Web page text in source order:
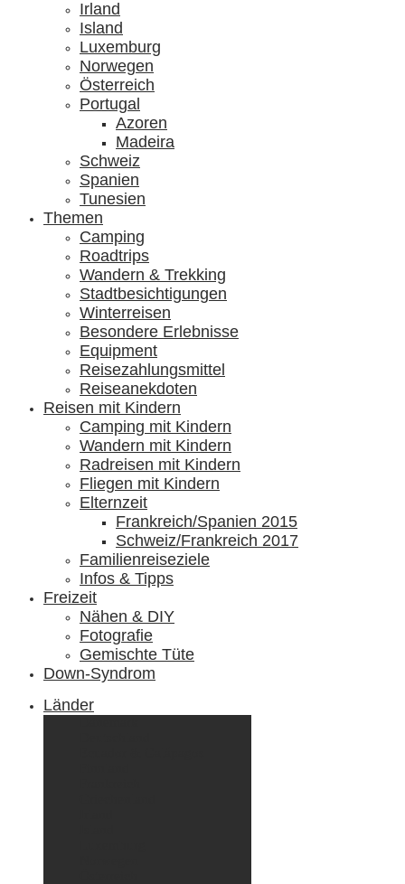
Irland
Island
Luxemburg
Norwegen
Österreich
Portugal
Azoren
Madeira
Schweiz
Spanien
Tunesien
Themen
Camping
Roadtrips
Wandern & Trekking
Stadtbesichtigungen
Winterreisen
Besondere Erlebnisse
Equipment
Reisezahlungsmittel
Reiseanekdoten
Reisen mit Kindern
Camping mit Kindern
Wandern mit Kindern
Radreisen mit Kindern
Fliegen mit Kindern
Elternzeit
Frankreich/Spanien 2015
Schweiz/Frankreich 2017
Familienreiseziele
Infos & Tipps
Freizeit
Nähen & DIY
Fotografie
Gemischte Tüte
Down-Syndrom
Länder